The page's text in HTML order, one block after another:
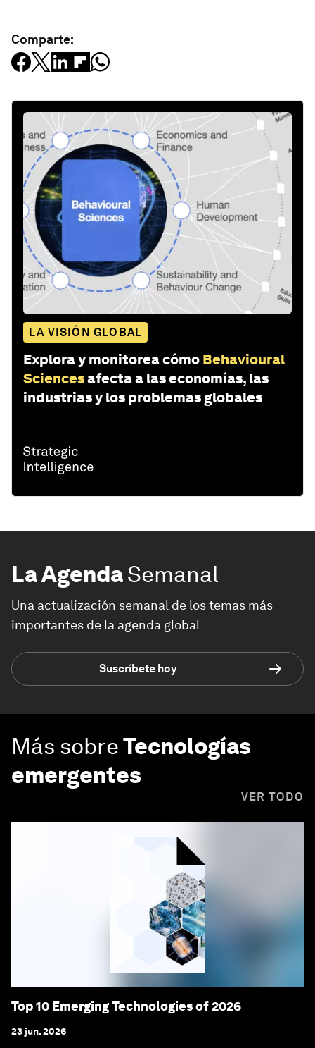
Comparte:
LA VISIÓN GLOBAL
Explora y monitorea cómo Behavioural
Sciencesafecta a las economías, las
industrias y los problemas globales
La AgendaSemanal
Una actualización semanal de los temas más
importantes de la agenda global
Suscríbete hoy
Más sobreTecnologías
emergentes
VER TODO
Top 10 Emerging Technologies of 2026
23 jun. 2026